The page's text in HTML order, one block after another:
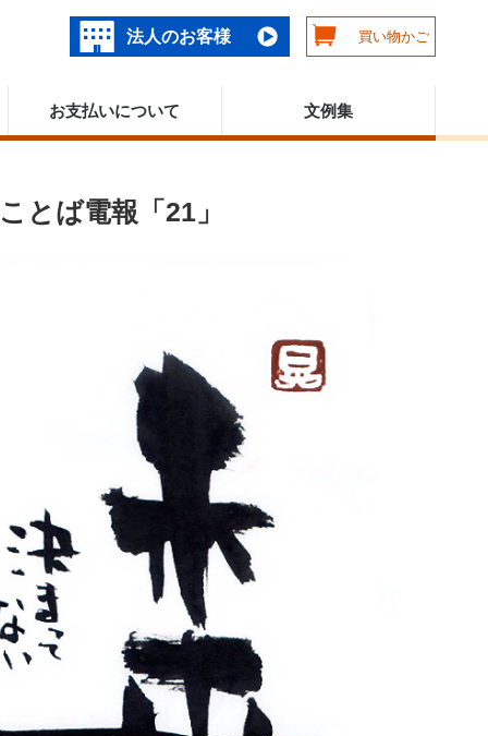
法人のお客様 買い物かご
お支払いについて 文例集
とば電報「21」